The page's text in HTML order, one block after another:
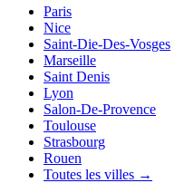
Paris
Nice
Saint-Die-Des-Vosges
Marseille
Saint Denis
Lyon
Salon-De-Provence
Toulouse
Strasbourg
Rouen
Toutes les villes →